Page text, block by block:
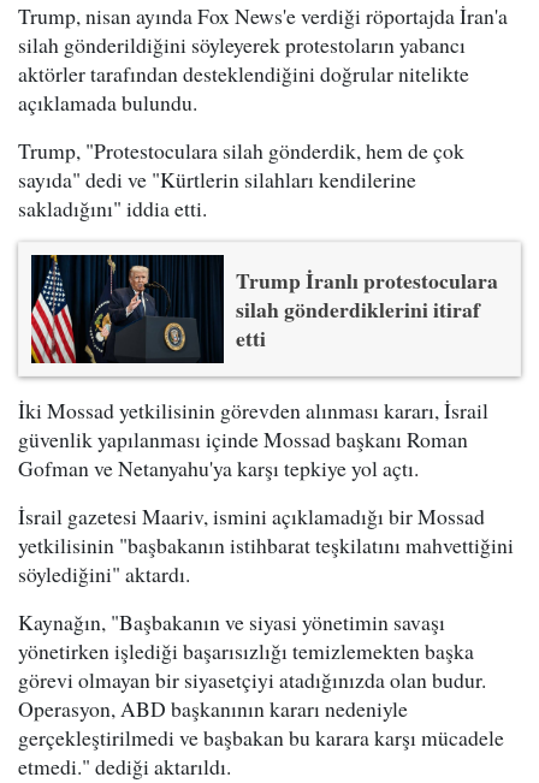
Trump, nisan ayında Fox News'e verdiği röportajda İran'a
silah gönderildiğini söyleyerek protestoların yabancı
aktörler tarafından desteklendiğini doğrular nitelikte
açıklamada bulundu.
Trump, "Protestoculara silah gönderdik, hem de çok
sayıda" dedi ve "Kürtlerin silahları kendilerine
sakladığını" iddia etti.
Trump İranlı protestoculara
silah gönderdiklerini itiraf
etti
İki Mossad yetkilisinin görevden alınması kararı, İsrail
güvenlik yapılanması içinde Mossad başkanı Roman
Gofman ve Netanyahu'ya karşı tepkiye yol açtı.
İsrail gazetesi Maariv, ismini açıklamadığı bir Mossad
yetkilisinin "başbakanın istihbarat teşkilatını mahvettiğini
söylediğini" aktardı.
Kaynağın, "Başbakanın ve siyasi yönetimin savaşı
yönetirken işlediği başarısızlığı temizlemekten başka
görevi olmayan bir siyasetçiyi atadığınızda olan budur.
Operasyon, ABD başkanının kararı nedeniyle
gerçekleştirilmedi ve başbakan bu karara karşı mücadele
etmedi." dediği aktarıldı.